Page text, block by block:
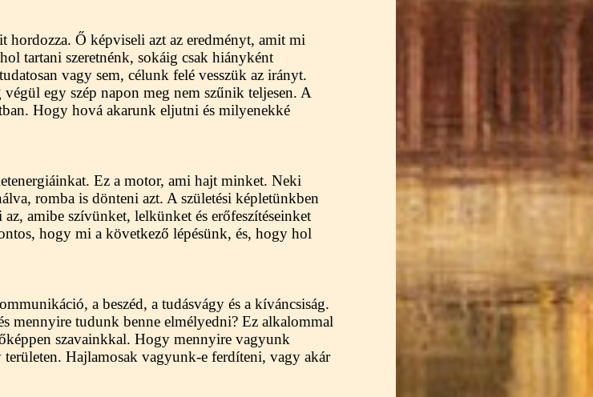
hordozza. Ő képviseli azt az eredményt, amit mi
tartani szeretnénk, sokáig csak hiányként
vagy sem, célunk felé vesszük az irányt.
egy szép napon meg nem szűnik teljesen. A
Hogy hová akarunk eljutni és milyenekké
Ez a motor, ami hajt minket. Neki
romba is dönteni azt. A születési képletünkben
amibe szívünket, lelkünket és erőfeszítéseinket
hogy mi a következő lépésünk, és, hogy hol
a beszéd, a tudásvágy és a kíváncsiság.
mennyire tudunk benne elmélyedni? Ez alkalommal
szavainkkal. Hogy mennyire vagyunk
Hajlamosak vagyunk-e ferdíteni, vagy akár